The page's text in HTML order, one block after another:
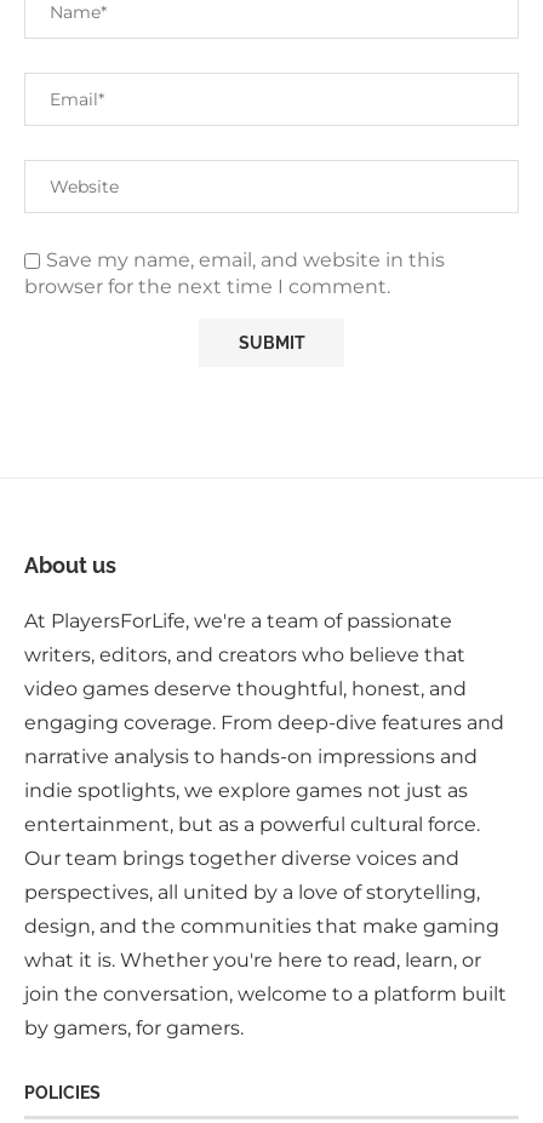
Save my name, email, and website in this
browser for the next time I comment.
About us
At PlayersForLife, we're a team of passionate
writers, editors, and creators who believe that
video games deserve thoughtful, honest, and
engaging coverage. From deep-dive features and
narrative analysis to hands-on impressions and
indie spotlights, we explore games not just as
entertainment, but as a powerful cultural force.
Our team brings together diverse voices and
perspectives, all united by a love of storytelling,
design, and the communities that make gaming
what it is. Whether you're here to read, learn, or
join the conversation, welcome to a platform built
by gamers, for gamers.
POLICIES